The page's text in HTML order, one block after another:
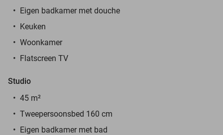
Eigen badkamer met douche
Keuken
Woonkamer
Flatscreen TV
Studio
45 m²
Tweepersoonsbed 160 cm
Eigen badkamer met bad